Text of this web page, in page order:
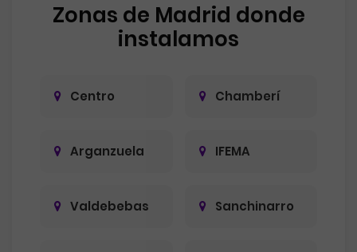
Zonas de Madrid donde
instalamos
Centro Chamberí
Arganzuela IFEMA
Valdebebas Sanchinarro